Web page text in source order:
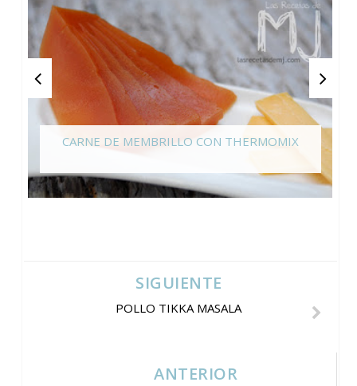
CARNE DE MEMBRILLO CON THERMOMIX
SIGUIENTE
POLLO TIKKA MASALA
ANTERIOR